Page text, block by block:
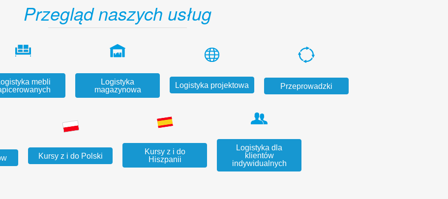
Przegląd naszych usług
mebli
Logistyka
magazynowa
Logistyka projektowa Przeprowadzki
Kursy z i do Polski
Kursy z i do
Hiszpanii
Logistyka dla
klientów
indywidualnych